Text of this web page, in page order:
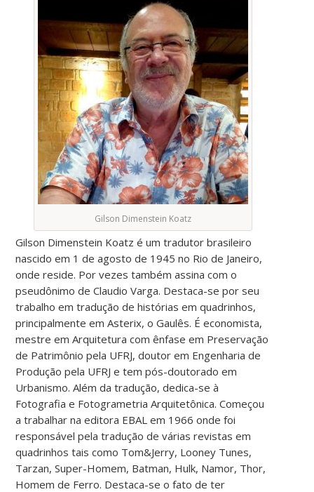
Gilson Dimenstein Koatz
Gilson Dimenstein Koatz é um tradutor brasileiro
nascido em 1 de agosto de 1945 no Rio de Janeiro,
onde reside. Por vezes também assina com o
pseudônimo de Claudio Varga. Destaca-se por seu
trabalho em tradução de histórias em quadrinhos,
principalmente em Asterix, o Gaulês. É economista,
mestre em Arquitetura com ênfase em Preservação
de Patrimônio pela UFRJ, doutor em Engenharia de
Produção pela UFRJ e tem pós-doutorado em
Urbanismo. Além da tradução, dedica-se à
Fotografia e Fotogrametria Arquitetônica. Começou
a trabalhar na editora EBAL em 1966 onde foi
responsável pela tradução de várias revistas em
quadrinhos tais como Tom&Jerry, Looney Tunes,
Tarzan, Super-Homem, Batman, Hulk, Namor, Thor,
Homem de Ferro. Destaca-se o fato de ter